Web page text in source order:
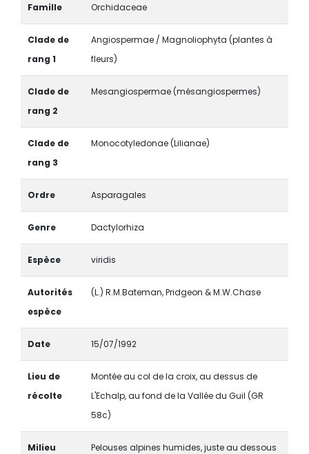
Famille Orchidaceae
Clade de
rang 1
Angiospermae / Magnoliophyta (plantes à
fleurs)
Clade de
rang 2
Mesangiospermae (mésangiospermes)
Clade de
rang 3
Monocotyledonae (Lilianae)
Ordre Asparagales
Genre Dactylorhiza
Espèce viridis
Autorités
espèce
(L.) R.M.Bateman, Pridgeon & M.W.Chase
Date 15/07/1992
Lieu de
récolte
Montée au col de la croix, au dessus de
L'Echalp, au fond de la Vallée du Guil (GR
58c)
Milieu
Pelouses alpines humides, juste au dessous